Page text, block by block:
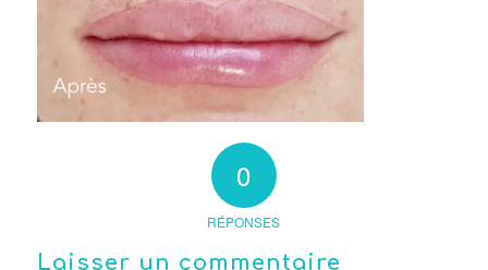
0
RÉPONSES
Laisser un commentaire